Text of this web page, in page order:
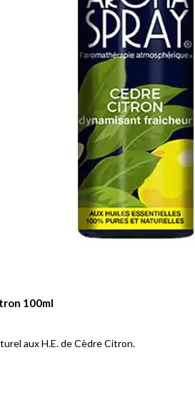
100ml
aux H.E. de Cèdre Citron.